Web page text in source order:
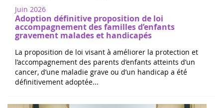
Juin 2026
Adoption définitive proposition de loi
accompagnement des familles d’enfants
gravement malades et handicapés
La proposition de loi visant à améliorer la protection et
l’accompagnement des parents d’enfants atteints d’un
cancer, d’une maladie grave ou d’un handicap a été